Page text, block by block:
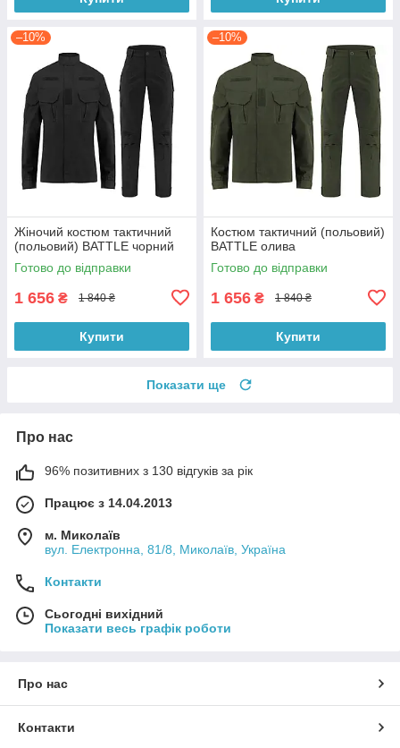
–10%
Жіночий костюм тактичний
(польовий) BATTLE чорний
Готово до відправки
1 656 ₴ 1 840 ₴
Купити
–10%
Костюм тактичний (польовий)
BATTLE олива
Готово до відправки
1 656 ₴ 1 840 ₴
Купити
Показати ще
Про нас
96% позитивних з 130 відгуків за рік
Працює з 14.04.2013
м. Миколаїв
вул. Електронна, 81/8, Миколаїв, Україна
Контакти
Сьогодні вихідний
Показати весь графік роботи
Про нас
Контакти